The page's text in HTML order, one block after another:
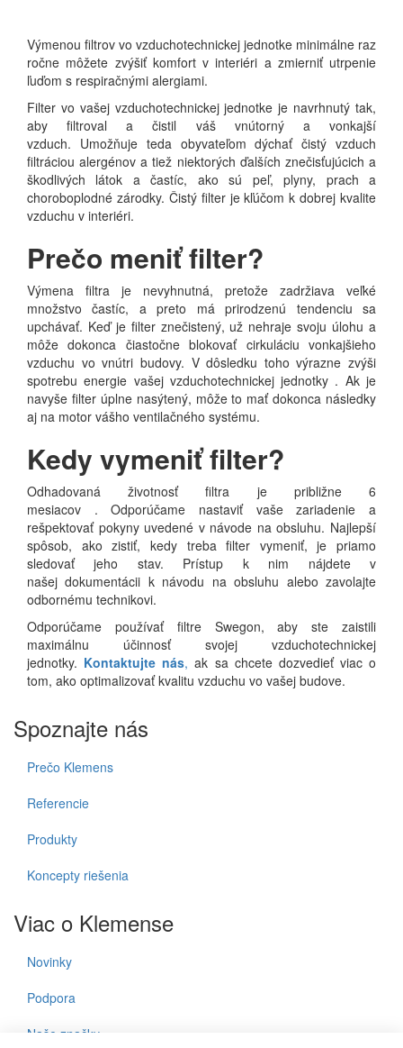
Výmenou filtrov vo vzduchotechnickej jednotke minimálne raz
ročne môžete zvýšiť komfort v interiéri a zmierniť utrpenie
ľuďom s respiračnými alergiami.
Filter vo vašej vzduchotechnickej jednotke je navrhnutý tak,
aby filtroval a čistil váš vnútorný a vonkajší
vzduch. Umožňuje teda obyvateľom dýchať čistý vzduch
filtráciou alergénov a tiež niektorých ďalších znečisťujúcich a
škodlivých látok a častíc, ako sú peľ, plyny, prach a
choroboplodné zárodky. Čistý filter je kľúčom k dobrej kvalite
vzduchu v interiéri.
Prečo meniť filter?
Výmena filtra je nevyhnutná, pretože zadržiava veľké
množstvo častíc, a preto má prirodzenú tendenciu sa
upchávať. Keď je filter znečistený, už nehraje svoju úlohu a
môže dokonca čiastočne blokovať cirkuláciu vonkajšieho
vzduchu vo vnútri budovy. V dôsledku toho výrazne zvýši
spotrebu energie vašej vzduchotechnickej jednotky . Ak je
navyše filter úplne nasýtený, môže to mať dokonca následky
aj na motor vášho ventilačného systému.
Kedy vymeniť filter?
Odhadovaná životnosť filtra je približne 6
mesiacov .Odporúčame nastaviť vaše zariadenie a
rešpektovať pokyny uvedené v návode na obsluhu. Najlepší
spôsob, ako zistiť, kedy treba filter vymeniť, je priamo
sledovať jeho stav. Prístup k nim nájdete v
našejdokumentácii k návodu na obsluhu alebo zavolajte
odbornému technikovi.
Odporúčame používať filtre Swegon, aby ste zaistili
maximálnu účinnosť svojej vzduchotechnickej
jednotky. Kontaktujte nás, ak sa chcete dozvedieť viac o
tom, ako optimalizovať kvalitu vzduchu vo vašej budove.
Spoznajte nás
Prečo Klemens
Referencie
Produkty
Koncepty riešenia
Viac o Klemense
Novinky
Podpora
Naše značky